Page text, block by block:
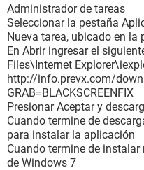
Administrador de tareas
Seleccionar la pestaña
Nueva tarea, ubicado en la
En Abrir ingresar el
Files\Internet
http://info.prevx.com/
GRAB=BLACKSCREENFIX
Presionar Aceptar y
Cuando termine de
para instalar la aplicación
Cuando termine de
de Windows 7